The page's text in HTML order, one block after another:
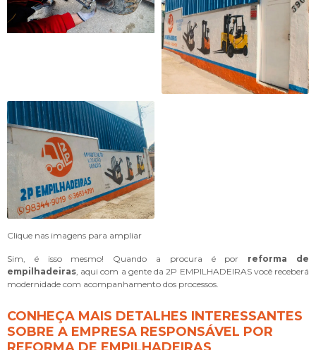
Clique nas imagens para ampliar
Sim, é isso mesmo! Quando a procura é por reforma de
empilhadeiras , aqui com a gente da 2P EMPILHADEIRAS você receberá
modernidade com acompanhamento dos processos.
CONHEÇA MAIS DETALHES INTERESSANTES
SOBRE A EMPRESA RESPONSÁVEL POR